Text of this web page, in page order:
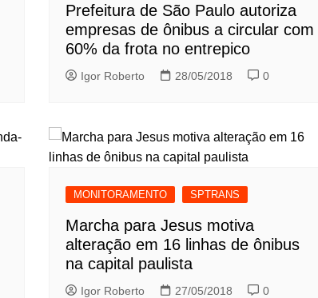
Prefeitura de São Paulo autoriza
empresas de ônibus a circular com
60% da frota no entrepico
Igor Roberto 28/05/2018 0
MONITORAMENTO SPTRANS
Marcha para Jesus motiva
alteração em 16 linhas de ônibus
na capital paulista
Igor Roberto 27/05/2018 0